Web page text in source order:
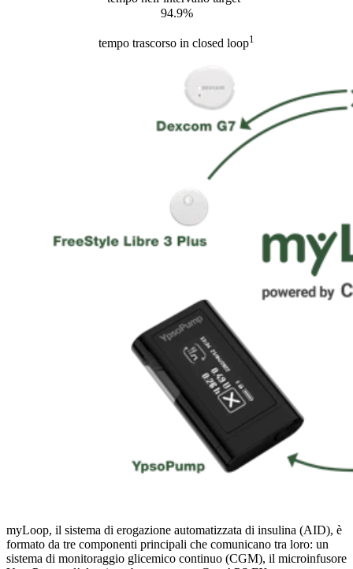
94.9%
tempo trascorso in closed loop1
myLoop, il sistema di erogazione automatizzata di insulina (AID), è
formato da tre componenti principali che comunicano tra loro: un
sistema di monitoraggio glicemico continuo (CGM), il microinfusore